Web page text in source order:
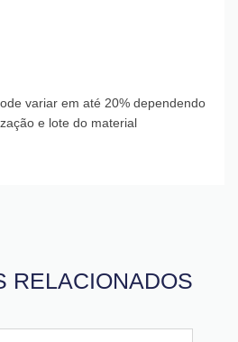
variar em até 20% dependendo
e lote do material
RELACIONADOS